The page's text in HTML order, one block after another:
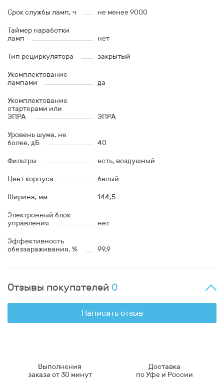
Срок службы ламп, ч не менее 9000
Таймер наработки
ламп
нет
Тип рециркулятора закрытый
Укомплектование
лампами
да
Укомплектование
стартерами или
ЭПРА
ЭПРА
Уровень шума, не
более, дБ
40
Фильтры есть, воздушный
Цвет корпуса белый
Ширина, мм 144,5
Электронный блок
управления
нет
Эффективность
обеззараживания, %
99,9
Отзывы покупателей 0
Написать отзыв
Выполнения
заказа от 30 минут
Доставка
по Уфе и России